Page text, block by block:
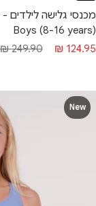
Boys (8-16 years)
מחיר מבצע
124.95 ₪ מחיר רגיל
249.90 ₪
New